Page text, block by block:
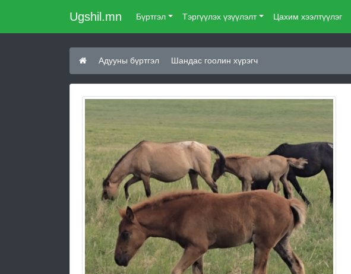
Ugshil.mn Бүртгэл Тэргүүлэх үзүүлэлт Цахим хээлтүүлэг
Адууны бүртгэл Шандас гоолин хүрэгч